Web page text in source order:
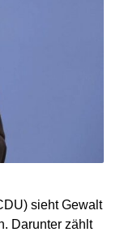
sieht Gewalt
Darunter zählt